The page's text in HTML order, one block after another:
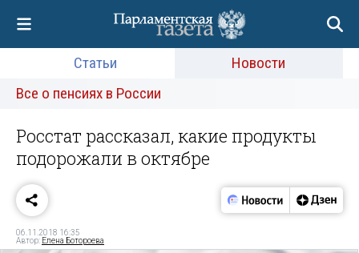
Статьи
Новости
Все о пенсиях в России
Росстат рассказал, какие продукты
подорожали в октябре
06.11.2018 16:35
Автор: Елена Ботороева